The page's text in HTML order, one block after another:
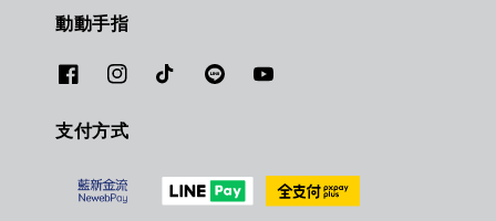
動動手指
支付方式